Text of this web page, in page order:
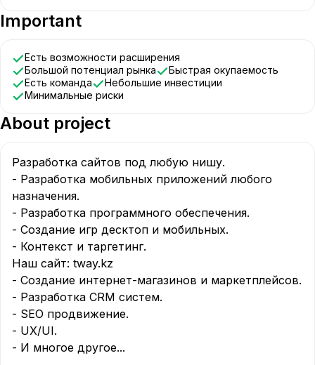
Important
Есть возможности расширения
Большой потенциал рынка
Быстрая окупаемость
Есть команда
Небольшие инвестиции
Минимальные риски
About project
Разработка сайтов под любую нишу.
- Разработка мобильных приложений любого
назначения.
- Разработка программного обеспечения.
- Создание игр десктоп и мобильных.
- Контекст и таргетинг.
Наш сайт: tway.kz
- Создание интернет-магазинов и маркетплейсов.
- Разработка CRM систем.
- SEO продвижение.
- UX/UI.
- И многое другое...